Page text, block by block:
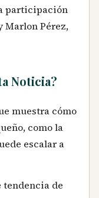
participación
Marlon Pérez,
Noticia?
muestra cómo
como la
escalar a
tendencia de